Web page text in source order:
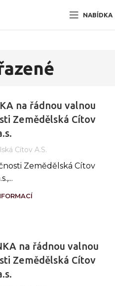
NABÍDKA
na řádnou valnou
Zemědělská Cítov
Cítov A.s.
Zemědělská Cítov
na řádnou valnou
Zemědělská Cítov